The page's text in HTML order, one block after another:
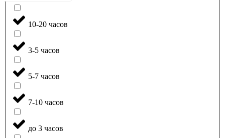
10-20 часов
3-5 часов
5-7 часов
7-10 часов
до 3 часов